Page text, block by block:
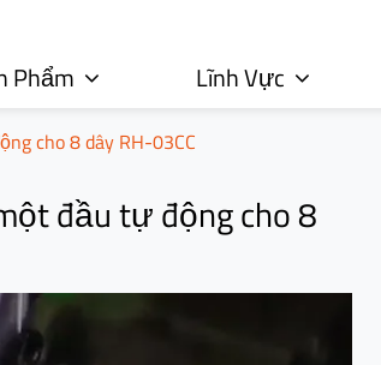
Phẩm Lĩnh Vực
cho 8 dây RH-03CC
đầu tự động cho 8